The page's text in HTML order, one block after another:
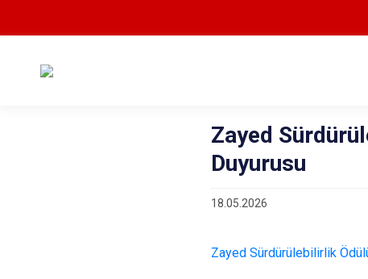
Zayed
Duyurusu
18.05.2026
Zayed Sürdürülebilirlik